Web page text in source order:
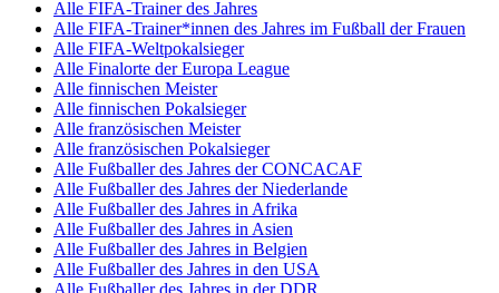
Alle FIFA-Trainer des Jahres
Alle FIFA-Trainer*innen des Jahres im Fußball der Frauen
Alle FIFA-Weltpokalsieger
Alle Finalorte der Europa League
Alle finnischen Meister
Alle finnischen Pokalsieger
Alle französischen Meister
Alle französischen Pokalsieger
Alle Fußballer des Jahres der CONCACAF
Alle Fußballer des Jahres der Niederlande
Alle Fußballer des Jahres in Afrika
Alle Fußballer des Jahres in Asien
Alle Fußballer des Jahres in Belgien
Alle Fußballer des Jahres in den USA
Alle Fußballer des Jahres in der DDR